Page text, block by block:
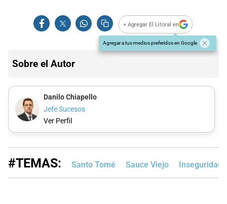
+ Agregar El Litoral en
Agregar a tus medios preferidos en Google
Sobre el Autor
Danilo Chiapello
Jefe Sucesos
Ver Perfil
#TEMAS: Santo Tomé Sauce Viejo Inseguridad